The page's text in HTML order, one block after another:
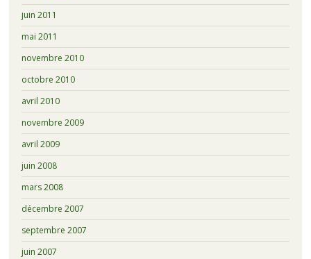
juin 2011
mai 2011
novembre 2010
octobre 2010
avril 2010
novembre 2009
avril 2009
juin 2008
mars 2008
décembre 2007
septembre 2007
juin 2007